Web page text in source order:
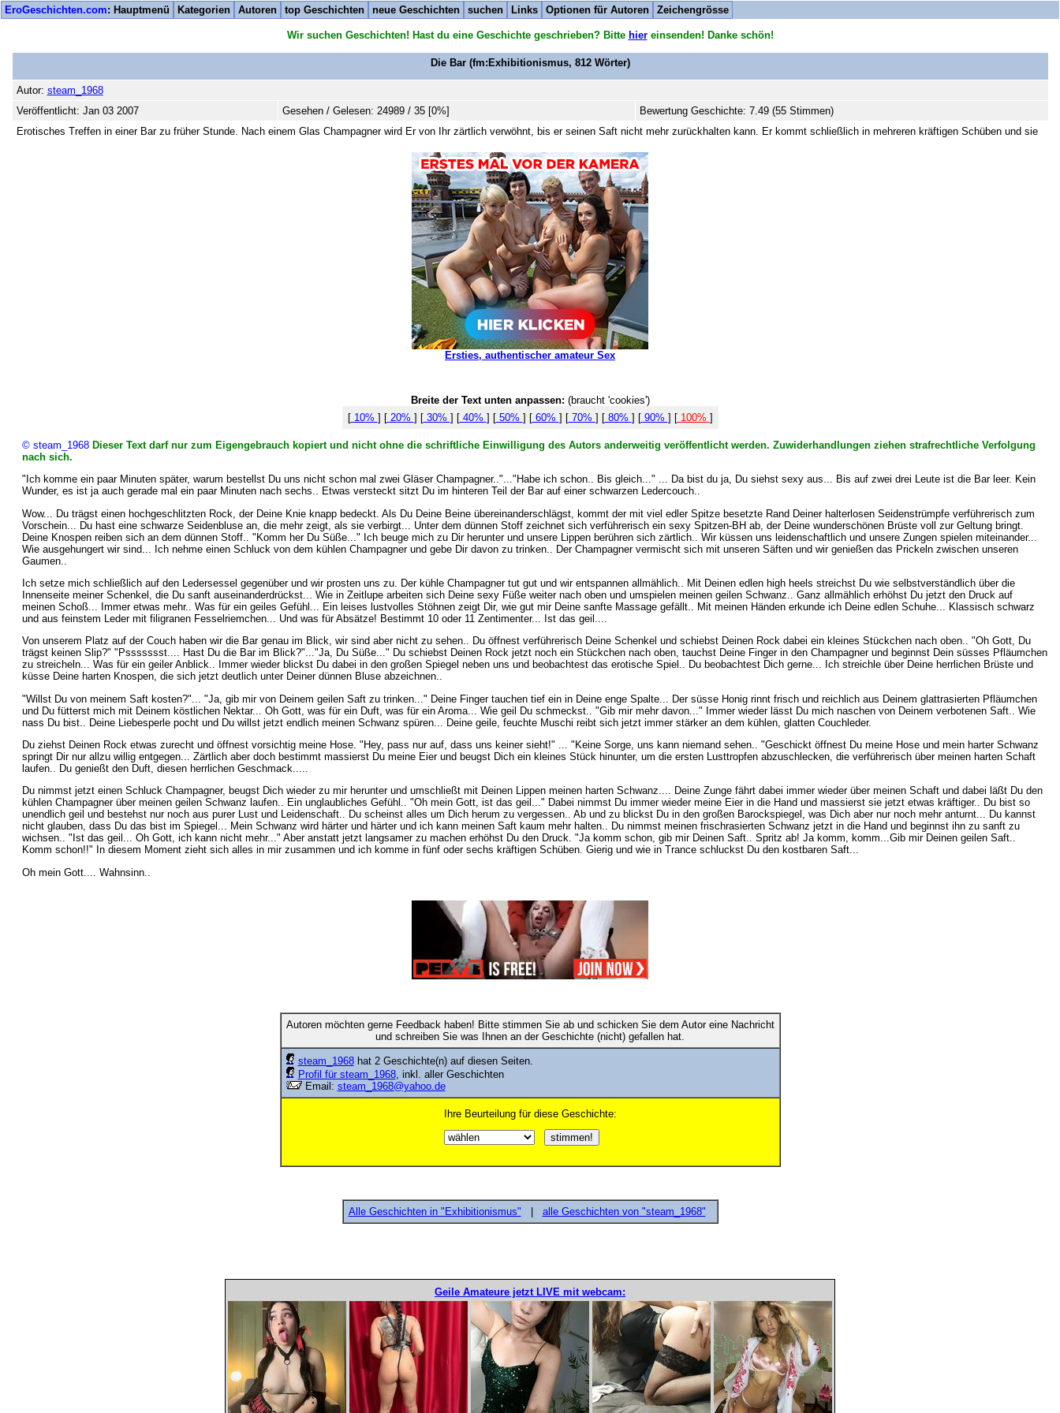
EroGeschichten.com: Hauptmenü Kategorien Autoren top Geschichten neue Geschichten suchen Links Optionen für Autoren Zeichengrösse
Wir suchen Geschichten! Hast du eine Geschichte geschrieben? Bitte hiereinsenden! Danke schön!
Die Bar(fm:Exhibitionismus, 812Wörter)
Autor: steam_1968
Veröffentlicht: Jan 03 2007
Gesehen / Gelesen: 24989 / 35 [0%]
Bewertung Geschichte: 7.49 (55 Stimmen)
Erotisches Treffen in einer Bar zu früher Stunde. Nach einem Glas Champagner wird Er von Ihr zärtlich verwöhnt, bis er seinen Saft nicht mehr zurückhalten kann. Er kommt schließlich in mehreren kräftigen Schüben und sie
Ersties, authentischer amateur Sex
Breite der Text unten anpassen: (braucht 'cookies')
[10% ] [20% ] [30% ] [40% ] [50% ] [60% ] [70% ] [80% ] [90% ] [100% ]
© steam_1968 Dieser Text darf nur zum Eigengebrauch kopiert und nicht ohne die schriftliche Einwilligung des Autors anderweitig veröffentlicht werden. Zuwiderhandlungen ziehen strafrechtliche Verfolgung
nach sich.
"Ich komme ein paar Minuten später, warum bestellst Du uns nicht schon mal zwei Gläser Champagner.."..."Habe ich schon.. Bis gleich..." ... Da bist du ja, Du siehst sexy aus... Bis auf zwei drei Leute ist die Bar leer. Kein
Wunder, es ist ja auch gerade mal ein paar Minuten nach sechs.. Etwas versteckt sitzt Du im hinteren Teil der Bar auf einer schwarzen Ledercouch..
Wow... Du trägst einen hochgeschlitzten Rock, der Deine Knie knapp bedeckt. Als Du Deine Beine übereinanderschlägst, kommt der mit viel edler Spitze besetzte Rand Deiner halterlosen Seidenstrümpfe verführerisch zum
Vorschein... Du hast eine schwarze Seidenbluse an, die mehr zeigt, als sie verbirgt... Unter dem dünnen Stoff zeichnet sich verführerisch ein sexy Spitzen-BH ab, der Deine wunderschönen Brüste voll zur Geltung bringt.
Deine Knospen reiben sich an dem dünnen Stoff.. "Komm her Du Süße..." Ich beuge mich zu Dir herunter und unsere Lippen berühren sich zärtlich.. Wir küssen uns leidenschaftlich und unsere Zungen spielen miteinander...
Wie ausgehungert wir sind... Ich nehme einen Schluck von dem kühlen Champagner und gebe Dir davon zu trinken.. Der Champagner vermischt sich mit unseren Säften und wir genießen das Prickeln zwischen unseren
Gaumen..
Ich setze mich schließlich auf den Ledersessel gegenüber und wir prosten uns zu. Der kühle Champagner tut gut und wir entspannen allmählich.. Mit Deinen edlen high heels streichst Du wie selbstverständlich über die
Innenseite meiner Schenkel, die Du sanft auseinanderdrückst... Wie in Zeitlupe arbeiten sich Deine sexy Füße weiter nach oben und umspielen meinen geilen Schwanz.. Ganz allmählich erhöhst Du jetzt den Druck auf
meinen Schoß... Immer etwas mehr.. Was für ein geiles Gefühl... Ein leises lustvolles Stöhnen zeigt Dir, wie gut mir Deine sanfte Massage gefällt.. Mit meinen Händen erkunde ich Deine edlen Schuhe... Klassisch schwarz
und aus feinstem Leder mit filigranen Fesselriemchen... Und was für Absätze! Bestimmt 10 oder 11 Zentimenter... Ist das geil....
Von unserem Platz auf der Couch haben wir die Bar genau im Blick, wir sind aber nicht zu sehen.. Du öffnest verführerisch Deine Schenkel und schiebst Deinen Rock dabei ein kleines Stückchen nach oben.. "Oh Gott, Du
trägst keinen Slip?" "Pssssssst.... Hast Du die Bar im Blick?"..."Ja, Du Süße..." Du schiebst Deinen Rock jetzt noch ein Stückchen nach oben, tauchst Deine Finger in den Champagner und beginnst Dein süsses Pfläumchen
zu streicheln... Was für ein geiler Anblick.. Immer wieder blickst Du dabei in den großen Spiegel neben uns und beobachtest das erotische Spiel.. Du beobachtest Dich gerne... Ich streichle über Deine herrlichen Brüste und
küsse Deine harten Knospen, die sich jetzt deutlich unter Deiner dünnen Bluse abzeichnen..
"Willst Du von meinem Saft kosten?"... "Ja, gib mir von Deinem geilen Saft zu trinken..." Deine Finger tauchen tief ein in Deine enge Spalte... Der süsse Honig rinnt frisch und reichlich aus Deinem glattrasierten Pfläumchen
und Du fütterst mich mit Deinem köstlichen Nektar... Oh Gott, was für ein Duft, was für ein Aroma... Wie geil Du schmeckst.. "Gib mir mehr davon..." Immer wieder lässt Du mich naschen von Deinem verbotenen Saft.. Wie
nass Du bist.. Deine Liebesperle pocht und Du willst jetzt endlich meinen Schwanz spüren... Deine geile, feuchte Muschi reibt sich jetzt immer stärker an dem kühlen, glatten Couchleder.
Du ziehst Deinen Rock etwas zurecht und öffnest vorsichtig meine Hose. "Hey, pass nur auf, dass uns keiner sieht!" ... "Keine Sorge, uns kann niemand sehen.. "Geschickt öffnest Du meine Hose und mein harter Schwanz
springt Dir nur allzu willig entgegen... Zärtlich aber doch bestimmt massierst Du meine Eier und beugst Dich ein kleines Stück hinunter, um die ersten Lusttropfen abzuschlecken, die verführerisch über meinen harten Schaft
laufen.. Du genießt den Duft, diesen herrlichen Geschmack.....
Du nimmst jetzt einen Schluck Champagner, beugst Dich wieder zu mir herunter und umschließt mit Deinen Lippen meinen harten Schwanz.... Deine Zunge fährt dabei immer wieder über meinen Schaft und dabei läßt Du den
kühlen Champagner über meinen geilen Schwanz laufen.. Ein unglaubliches Gefühl.. "Oh mein Gott, ist das geil..." Dabei nimmst Du immer wieder meine Eier in die Hand und massierst sie jetzt etwas kräftiger.. Du bist so
unendlich geil und bestehst nur noch aus purer Lust und Leidenschaft.. Du scheinst alles um Dich herum zu vergessen.. Ab und zu blickst Du in den großen Barockspiegel, was Dich aber nur noch mehr anturnt... Du kannst
nicht glauben, dass Du das bist im Spiegel... Mein Schwanz wird härter und härter und ich kann meinen Saft kaum mehr halten.. Du nimmst meinen frischrasierten Schwanz jetzt in die Hand und beginnst ihn zu sanft zu
wichsen.. "Ist das geil... Oh Gott, ich kann nicht mehr..." Aber anstatt jetzt langsamer zu machen erhöhst Du den Druck. "Ja komm schon, gib mir Deinen Saft.. Spritz ab! Ja komm, komm...Gib mir Deinen geilen Saft..
Komm schon!!" In diesem Moment zieht sich alles in mir zusammen und ich komme in fünf oder sechs kräftigen Schüben. Gierig und wie in Trance schluckst Du den kostbaren Saft...
Oh mein Gott.... Wahnsinn..
Autoren möchten gerne Feedback haben! Bitte stimmen Sie ab und schicken Sie dem Autor eine Nachricht
und schreiben Sie was Ihnen an der Geschichte (nicht) gefallen hat.
steam_1968hat 2 Geschichte(n) auf diesen Seiten.
Profil für steam_1968, inkl. aller Geschichten
Email: steam_1968@yahoo.de
Ihre Beurteilung für diese Geschichte:
Alle Geschichten in "Exhibitionismus" alle Geschichten von "steam_1968"
Geile Amateure jetzt LIVE mit webcam: